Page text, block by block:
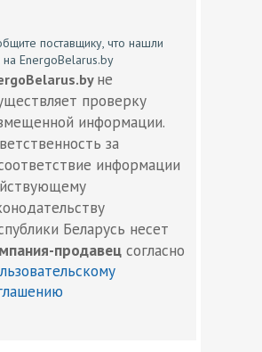
поставщику, что нашли
на EnergoBelarus.by
не
проверку
информации.
за
информации
Беларусь несет
продавец согласно